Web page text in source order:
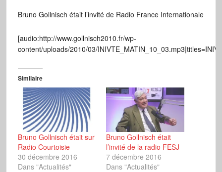
Bruno Gollnisch était l’invité de Radio France Internationale
[audio:http://www.gollnisch2010.fr/wp-
content/uploads/2010/03/
Similaire
Bruno Gollnisch était sur
Radio Courtoisie
30 décembre 2016
Dans "Actualités"
Bruno Gollnisch était
l’invité de la radio FESJ
7 décembre 2016
Dans "Actualités"